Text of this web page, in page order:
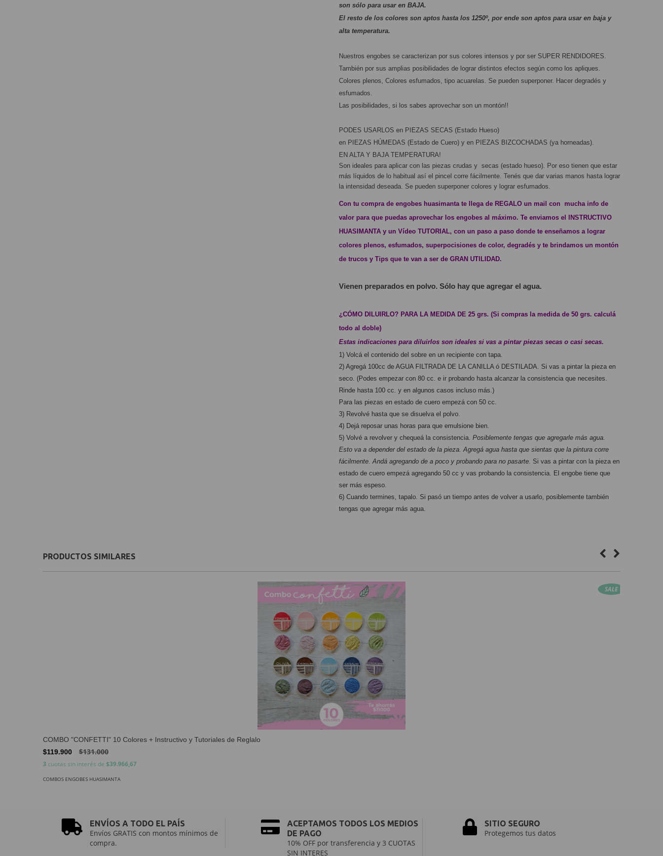
son sólo para usar en BAJA.
El resto de los colores son aptos hasta los 1250º, por ende son aptos para usar en baja y
alta temperatura.
Nuestros engobes se caracterizan por sus colores intensos y por ser SUPER RENDIDORES.
También por sus amplias posibilidades de lograr distintos efectos según como los apliques.
Colores plenos, Colores esfumados, tipo acuarelas. Se pueden superponer. Hacer degradés y
esfumados.
Las posibilidades, si los sabes aprovechar son un montón!!
PODES USARLOS en PIEZAS SECAS (Estado Hueso)
en PIEZAS HÚMEDAS (Estado de Cuero) y en PIEZAS BIZCOCHADAS (ya horneadas).
EN ALTA Y BAJA TEMPERATURA!
Son ideales para aplicar con las piezas crudas y  secas (estado hueso). Por eso tienen que estar
más líquidos de lo habitual así el pincel corre fácilmente. Tenés que dar varias manos hasta lograr
la intensidad deseada. Se pueden superponer colores y lograr esfumados.
Con tu compra de engobes huasimanta te llega de REGALO un mail con  mucha info de
valor para que puedas aprovechar los engobes al máximo. Te enviamos el INSTRUCTIVO
HUASIMANTA y un Vídeo TUTORIAL, con un paso a paso donde te enseñamos a lograr
colores plenos, esfumados, superpocisiones de color, degradés y te brindamos un montón
de trucos y Tips que te van a ser de GRAN UTILIDAD.
Vienen preparados en polvo. Sólo hay que agregar el agua.
¿CÓMO DILUIRLO? PARA LA MEDIDA DE 25 grs. (Si compras la medida de 50 grs. calculá
todo al doble)
Estas indicaciones para diluirlos son ideales si vas a pintar piezas secas o casi secas.
1) Volcá el contenido del sobre en un recipiente con tapa.
2) Agregá 100cc de AGUA FILTRADA DE LA CANILLA ó DESTILADA. Si vas a pintar la pieza en
seco. (Podes empezar con 80 cc. e ir probando hasta alcanzar la consistencia que necesites.
Rinde hasta 100 cc. y en algunos casos incluso más.)
Para las piezas en estado de cuero empezá con 50 cc.
3) Revolvé hasta que se disuelva el polvo.
4) Dejá reposar unas horas para que emulsione bien.
5) Volvé a revolver y chequeá la consistencia. Posiblemente tengas que agregarle más agua.
Esto va a depender del estado de la pieza. Agregá agua hasta que sientas que la pintura corre
fácilmente. Andá agregando de a poco y probando para no pasarte. Si vas a pintar con la pieza en
estado de cuero empezá agregando 50 cc y vas probando la consistencia. El engobe tiene que
ser más espeso.
6) Cuando termines, tapalo. Si pasó un tiempo antes de volver a usarlo, posiblemente también
tengas que agregar más agua.
PRODUCTOS SIMILARES
COMBO "CONFETTI" 10 Colores + Instructivo y Tutoriales de Reglalo
$119.900
$131.000
3 cuotas sin interés de $39.966,67
COMBOS ENGOBES HUASIMANTA
ENVÍOS A TODO EL PAÍS
Envíos GRATIS con montos mínimos de
compra.
ACEPTAMOS TODOS LOS MEDIOS
DE PAGO
10% OFF por transferencia y 3 CUOTAS
SIN INTERES
SITIO SEGURO
Protegemos tus datos